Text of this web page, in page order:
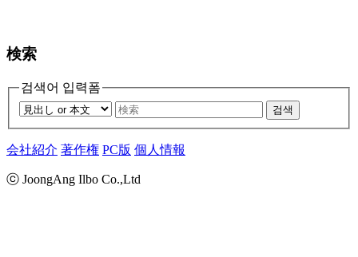
検索
검색어 입력폼
검색
会社紹介 著作権 PC版 個人情報
ⓒ JoongAng Ilbo Co.,Ltd